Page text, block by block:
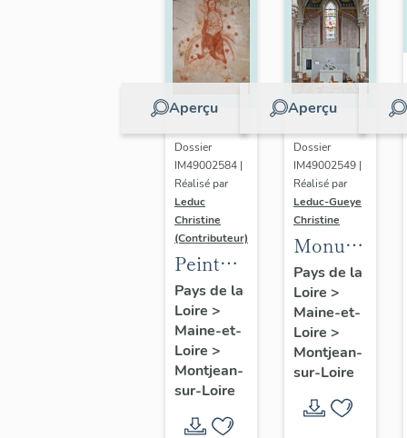
Aperçu
Dossier
IM49002584 |
Réalisé par
Leduc
Christine
(Contributeur)
Peinture
monumentale
: Christ
Juge
Pays de la
Loire >
Maine-et-
Loire >
Montjean-
sur-Loire
Aperçu
Dossier
IM49002549 |
Réalisé par
Leduc-Gueye
Christine
Monument
aux
morts,
église
paroissiale
Saint-
Symphorien
de
Pays de la
Loire >
Maine-et-
Loire >
Montjean-
sur-Loire